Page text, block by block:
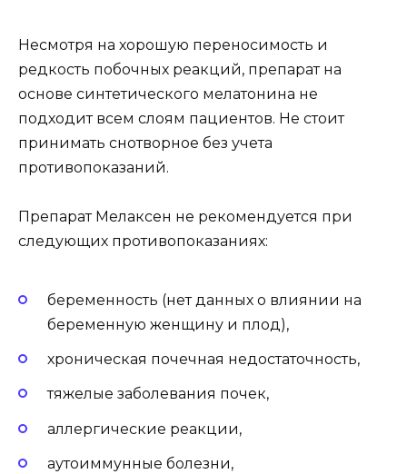
Несмотря на хорошую переносимость и
редкость побочных реакций, препарат на
основе синтетического мелатонина не
подходит всем слоям пациентов. Не стоит
принимать снотворное без учета
противопоказаний.
Препарат Мелаксен не рекомендуется при
следующих противопоказаниях:
беременность (нет данных о влиянии на
беременную женщину и плод),
хроническая почечная недостаточность,
тяжелые заболевания почек,
аллергические реакции,
аутоиммунные болезни,